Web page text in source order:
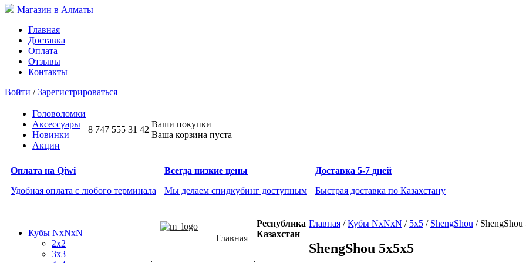
Магазин в Алматы
Главная
Доставка
Оплата
Отзывы
Контакты
Войти /Зарегистрироваться
Головоломки
Аксессуары
Новинки
Акции
8 747 555 31 42
Ваши покупки
Ваша корзина пуста
Оплата на Qiwi
Удобная оплата с любого терминала
Всегда низкие цены
Мы делаем спидкубинг доступным
Доставка 5-7 дней
Быстрая доставка по Казахстану
Кубы NxNxN
2x2
3x3
Главная / Кубы NxNxN / 5x5 / ShengShou /ShengShou
ShengShou 5x5x5
Главная
Республика
Казахстан